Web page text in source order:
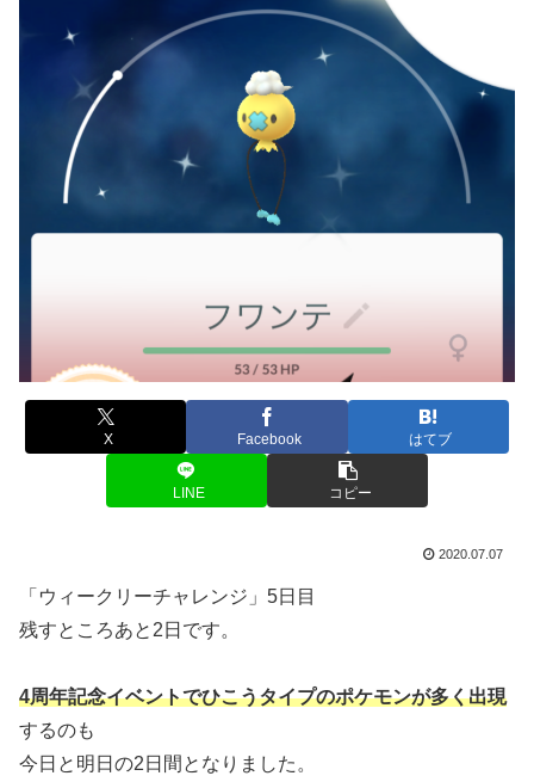
X Facebook はてブ
LINE コピー
2020.07.07
「ウィークリーチャレンジ」5日目
残すところあと2日です。
4周年記念イベントでひこうタイプのポケモンが多く出現
するのも
今日と明日の2日間となりました。